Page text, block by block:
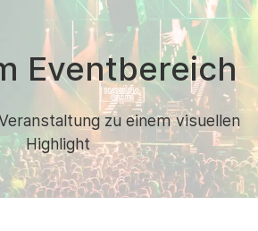
Eventbereich
zu einem visuellen
Highlight